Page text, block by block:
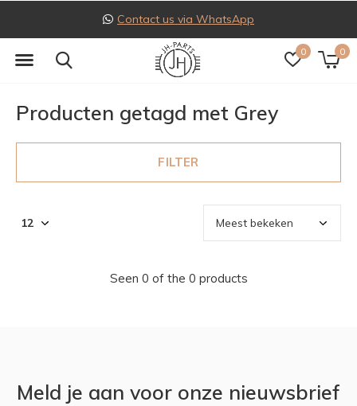
0 0
Contact us via WhatsApp
Producten getagd met Grey
FILTER
Seen 0 of the 0 products
Meld je aan voor onze nieuwsbrief